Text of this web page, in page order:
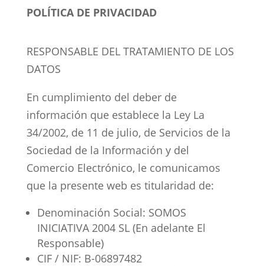
POLÍTICA DE PRIVACIDAD
RESPONSABLE DEL TRATAMIENTO DE LOS
DATOS
En cumplimiento del deber de
información que establece la Ley La
34/2002, de 11 de julio, de Servicios de la
Sociedad de la Información y del
Comercio Electrónico, le comunicamos
que la presente web es titularidad de:
Denominación Social: SOMOS
INICIATIVA 2004 SL (En adelante El
Responsable)
CIF / NIF: B-06897482